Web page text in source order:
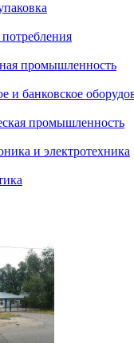
промышленность
и банковское
промышленность
и электротехника